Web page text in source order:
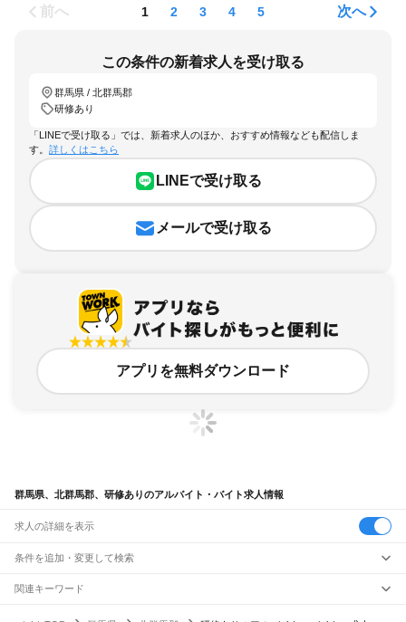
前へ 1 2 3 4 5 次へ
この条件の新着求人を受け取る
群馬県 / 北群馬郡
研修あり
「LINEで受け取る」では、新着求人のほか、おすすめ情報なども配信しま
す。 詳しくはこちら
LINEで受け取る
メールで受け取る
アプリを無料ダウンロード
群馬県、北群馬郡、研修ありのアルバイト・バイト求人情報
求人の詳細を表示
条件を追加・変更して検索
市区町村を追加・変更
駅を追加・変更
関連キーワード